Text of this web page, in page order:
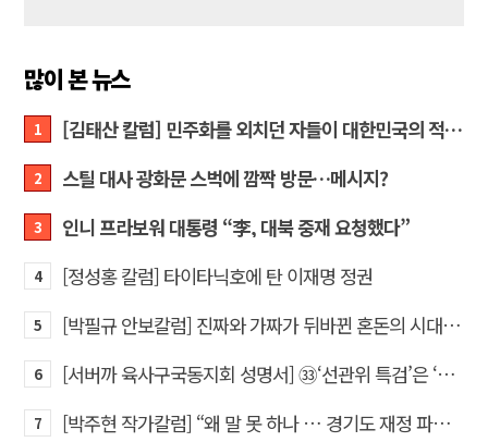
많이 본 뉴스
1 [김태산 칼럼] 민주화를 외치던 자들이 대한민국의 적이고 간첩이었다
2 스틸 대사 광화문 스벅에 깜짝 방문…메시지?
3 인니 프라보워 대통령 “李, 대북 중재 요청했다”
4 [정성홍 칼럼] 타이타닉호에 탄 이재명 정권
5 [박필규 안보칼럼] 진짜와 가짜가 뒤바뀐 혼돈의 시대, 안보 파탄은 막아야
6 [서버까 육사구국동지회 성명서] ㉝‘선관위 특검’은 ‘부정선거 특검’으로 명명하고 박주현 변호사를 ‘특검’으로 임명하라!
7 [박주현 작가칼럼] “왜 말 못 하나 … 경기도 재정 파탄의 진짜 원인을”